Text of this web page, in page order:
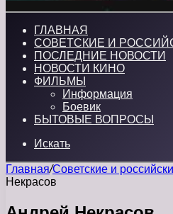
ГЛАВНАЯ
СОВЕТСКИЕ И
ПОСЛЕДНИЕ НОВОСТИ
НОВОСТИ КИНО
ФИЛЬМЫ
Информация
Боевик
БЫТОВЫЕ ВОПРОСЫ
Искать
Главная/Советские и
Некрасов